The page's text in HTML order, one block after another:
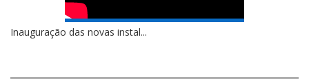
Inauguração das novas instal...